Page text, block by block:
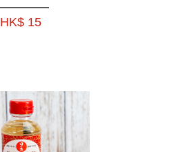
HK$ 15